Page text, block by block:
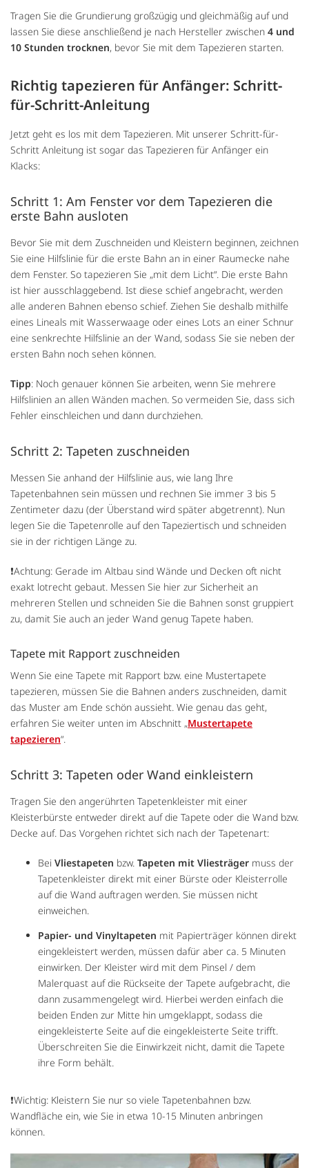
Tragen Sie die Grundierung großzügig und gleichmäßig auf und
lassen Sie diese anschließend je nach Hersteller zwischen 4 und
10 Stunden trocknen, bevor Sie mit dem Tapezieren starten.
Richtig tapezieren für Anfänger: Schritt-
für-Schritt-Anleitung
Jetzt geht es los mit dem Tapezieren. Mit unserer Schritt-für-
Schritt Anleitung ist sogar das Tapezieren für Anfänger ein
Klacks:
Schritt 1: Am Fenster vor dem Tapezieren die
erste Bahn ausloten
Bevor Sie mit dem Zuschneiden und Kleistern beginnen, zeichnen
Sie eine Hilfslinie für die erste Bahn an in einer Raumecke nahe
dem Fenster. So tapezieren Sie „mit dem Licht“. Die erste Bahn
ist hier ausschlaggebend. Ist diese schief angebracht, werden
alle anderen Bahnen ebenso schief. Ziehen Sie deshalb mithilfe
eines Lineals mit Wasserwaage oder eines Lots an einer Schnur
eine senkrechte Hilfslinie an der Wand, sodass Sie sie neben der
ersten Bahn noch sehen können.
Tipp: Noch genauer können Sie arbeiten, wenn Sie mehrere
Hilfslinien an allen Wänden machen. So vermeiden Sie, dass sich
Fehler einschleichen und dann durchziehen.
Schritt 2: Tapeten zuschneiden
Messen Sie anhand der Hilfslinie aus, wie lang Ihre
Tapetenbahnen sein müssen und rechnen Sie immer 3 bis 5
Zentimeter dazu (der Überstand wird später abgetrennt). Nun
legen Sie die Tapetenrolle auf den Tapeziertisch und schneiden
sie in der richtigen Länge zu.
❗Achtung: Gerade im Altbau sind Wände und Decken oft nicht
exakt lotrecht gebaut. Messen Sie hier zur Sicherheit an
mehreren Stellen und schneiden Sie die Bahnen sonst gruppiert
zu, damit Sie auch an jeder Wand genug Tapete haben.
Tapete mit Rapport zuschneiden
Wenn Sie eine Tapete mit Rapport bzw. eine Mustertapete
tapezieren, müssen Sie die Bahnen anders zuschneiden, damit
das Muster am Ende schön aussieht. Wie genau das geht,
erfahren Sie weiter unten im Abschnitt „Mustertapete
tapezieren“.
Schritt 3: Tapeten oder Wand einkleistern
Tragen Sie den angerührten Tapetenkleister mit einer
Kleisterbürste entweder direkt auf die Tapete oder die Wand bzw.
Decke auf. Das Vorgehen richtet sich nach der Tapetenart:
Bei Vliestapeten bzw. Tapeten mit Vliesträger muss der
Tapetenkleister direkt mit einer Bürste oder Kleisterrolle
auf die Wand auftragen werden. Sie müssen nicht
einweichen.
Papier- und Vinyltapeten mit Papierträger können direkt
eingekleistert werden, müssen dafür aber ca. 5 Minuten
einwirken. Der Kleister wird mit dem Pinsel / dem
Malerquast auf die Rückseite der Tapete aufgebracht, die
dann zusammengelegt wird. Hierbei werden einfach die
beiden Enden zur Mitte hin umgeklappt, sodass die
eingekleisterte Seite auf die eingekleisterte Seite trifft.
Überschreiten Sie die Einwirkzeit nicht, damit die Tapete
ihre Form behält.
❗Wichtig: Kleistern Sie nur so viele Tapetenbahnen bzw.
Wandfläche ein, wie Sie in etwa 10-15 Minuten anbringen
können.